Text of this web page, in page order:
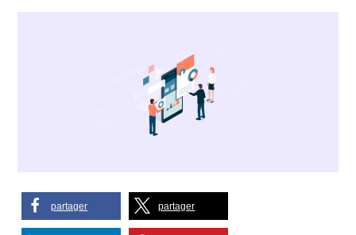
partager partager